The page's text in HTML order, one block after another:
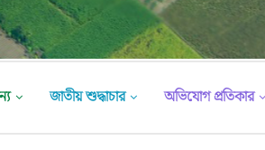
জাতীয় শুদ্ধাচার অভিযোগ প্রতিকার